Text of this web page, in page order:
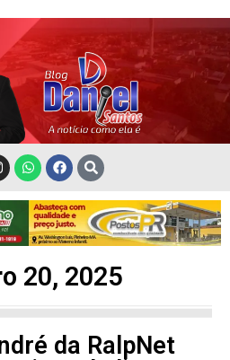
20, 2025
da RalpNet